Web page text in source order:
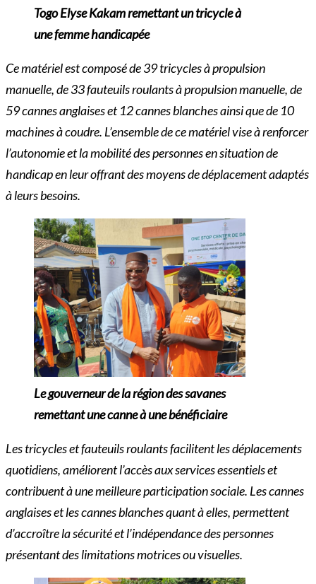
Togo Elyse Kakam remettant un tricycle à
une femme handicapée
Ce matériel est composé de 39 tricycles à propulsion
manuelle, de 33 fauteuils roulants à propulsion manuelle, de
59 cannes anglaises et 12 cannes blanches ainsi que de 10
machines à coudre. L’ensemble de ce matériel vise à renforcer
l’autonomie et la mobilité des personnes en situation de
handicap en leur offrant des moyens de déplacement adaptés
à leurs besoins.
Le gouverneur de la région des savanes
remettant une canne à une bénéficiaire
Les tricycles et fauteuils roulants facilitent les déplacements
quotidiens, améliorent l’accès aux services essentiels et
contribuent à une meilleure participation sociale. Les cannes
anglaises et les cannes blanches quant à elles, permettent
d’accroître la sécurité et l’indépendance des personnes
présentant des limitations motrices ou visuelles.